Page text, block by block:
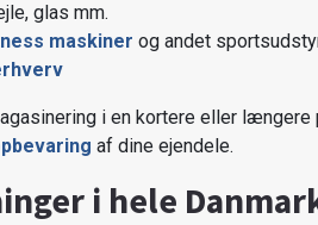
glas mm.
maskiner og andet
i en kortere eller
af dine ejendele.
i hele